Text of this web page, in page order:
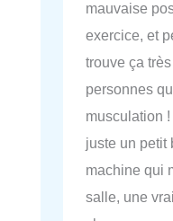
mauvaise
exercice, et
trouve ça
personnes
musculation
juste un petit
machine qui
salle, une